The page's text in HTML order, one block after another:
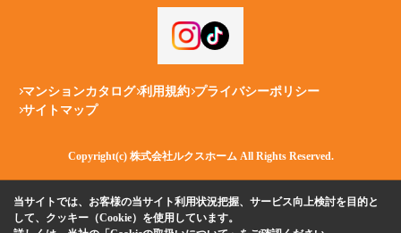
マンションカタログ 利用規約 プライバシーポリシー
サイトマップ
Copyright(c) 株式会社ルクスホーム All Rights Reserved.
当サイトでは、お客様の当サイト利用状況把握、サービス向上検討を目的と
して、クッキー（Cookie）を使用しています。